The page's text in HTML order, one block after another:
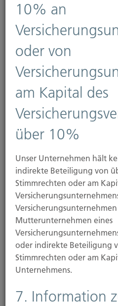
weitere
Unser Status
Die Unabhängigkeit unseres
Vorteil.
10% an
oder von
am Kapital des
über 10%
Unser Unternehmen hält
indirekte Beteiligung von
Stimmrechten oder am
Mutterunternehmen eines
oder indirekte Beteiligung
Stimmrechten oder am
Unternehmens.
7. Information